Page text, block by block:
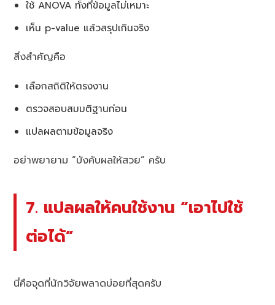
ใช้ ANOVA ทั้งที่ข้อมูลไม่เหมาะ
เห็น p-value แล้วสรุปเกินจริง
สิ่งสำคัญคือ
เลือกสถิติให้ตรงงาน
ตรวจสอบสมมติฐานก่อน
แปลผลตามข้อมูลจริง
อย่าพยายาม “บังคับผลให้สวย” ครับ
7. แปลผลให้คนใช้งาน “เอาไปใช้
ต่อได้”
นี่คือจุดที่นักวิจัยพลาดบ่อยที่สุดครับ